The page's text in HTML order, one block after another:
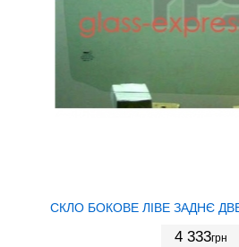
СКЛО БОКОВЕ ЛІВЕ ЗАДНЄ
4 333грн